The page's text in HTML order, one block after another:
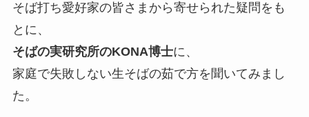
そば打ち愛好家の皆さまから寄せられた疑問をも
とに、
そばの実研究所のKONA博士に、
家庭で失敗しない生そばの茹で方を聞いてみまし
た。